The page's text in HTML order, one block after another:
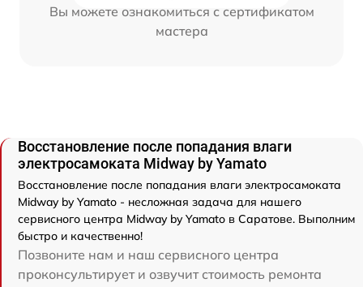
Вы можете ознакомиться с сертификатом
мастера
Восстановление после попадания влаги
электросамоката Midway by Yamato
Восстановление после попадания влаги электросамоката
Midway by Yamato - несложная задача для нашего
сервисного центра Midway by Yamato в Саратове. Выполним
быстро и качественно!
Позвоните нам и наш сервисного центра
проконсультирует и озвучит стоимость ремонта